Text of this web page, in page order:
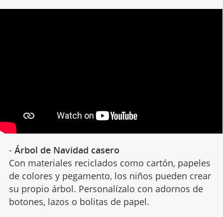
- Árbol de Navidad casero
Con materiales reciclados como cartón, papeles
de colores y pegamento, los niños pueden crear
su propio árbol. Personalízalo con adornos de
botones, lazos o bolitas de papel.